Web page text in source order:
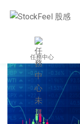
任務中心